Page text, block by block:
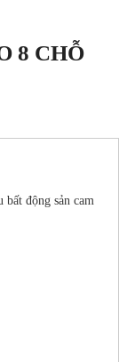
8 CHỖ
bất động sản cam